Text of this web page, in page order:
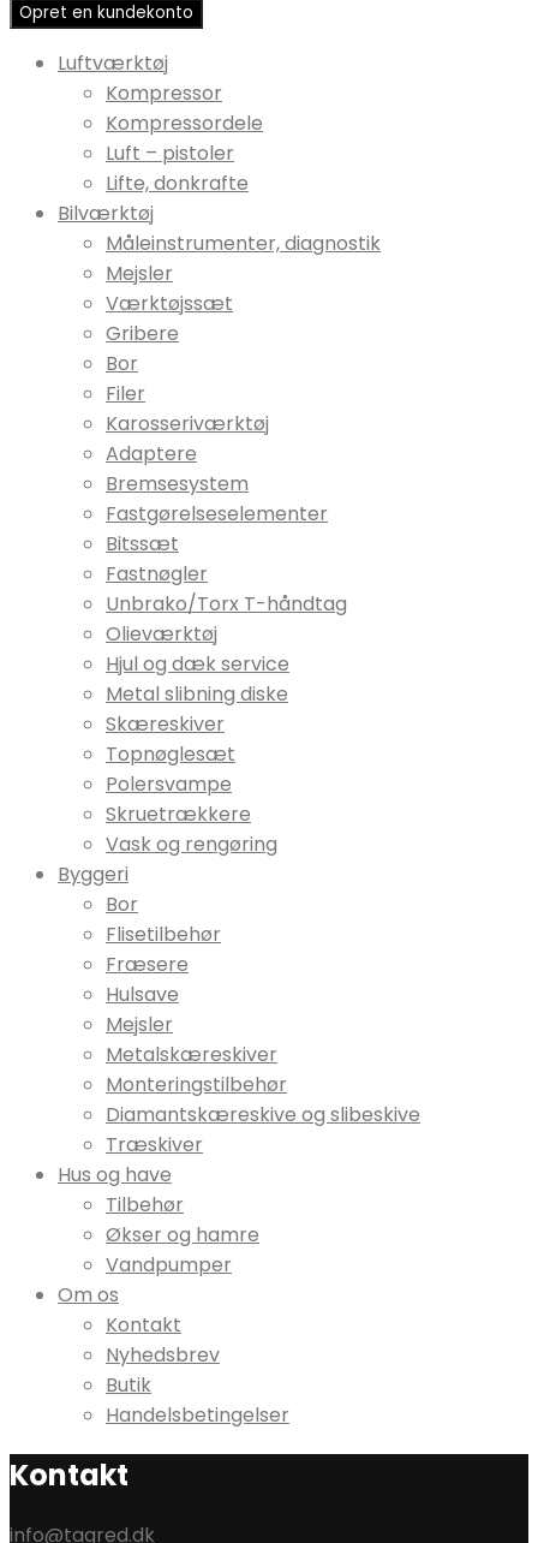
Opret en kundekonto
Luftværktøj
Kompressor
Kompressordele
Luft – pistoler
Lifte, donkrafte
Bilværktøj
Måleinstrumenter, diagnostik
Mejsler
Værktøjssæt
Gribere
Bor
Filer
Karosseriværktøj
Adaptere
Bremsesystem
Fastgørelseselementer
Bitssæt
Fastnøgler
Unbrako/Torx T-håndtag
Olieværktøj
Hjul og dæk service
Metal slibning diske
Skæreskiver
Topnøglesæt
Polersvampe
Skruetrækkere
Vask og rengøring
Byggeri
Bor
Flisetilbehør
Fræsere
Hulsave
Mejsler
Metalskæreskiver
Monteringstilbehør
Diamantskæreskive og slibeskive
Træskiver
Hus og have
Tilbehør
Økser og hamre
Vandpumper
Om os
Kontakt
Nyhedsbrev
Butik
Handelsbetingelser
Kontakt
info@tagred.dk